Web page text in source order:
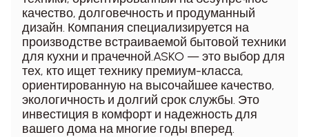
качество, долговечность и продуманный
дизайн. Компания специализируется на
производстве встраиваемой бытовой техники
для кухни и прачечной.ASKO — это выбор для
тех, кто ищет технику премиум-класса,
ориентированную на высочайшее качество,
экологичность и долгий срок службы. Это
инвестиция в комфорт и надежность для
вашего дома на многие годы вперед.